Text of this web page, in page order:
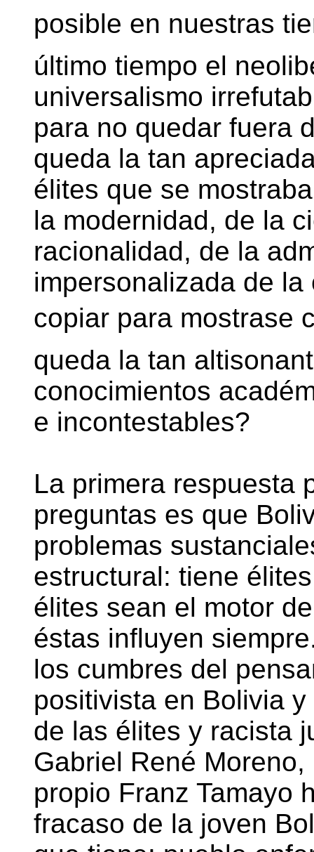
posible en nuestras
último tiempo el
universalismo
para no quedar fuera
queda la tan
élites que se
la modernidad, de la
racionalidad, de la
impersonalizada de
copiar para mostrase
queda la tan
conocimientos
e incontestables?
La primera respuesta
preguntas es que
problemas
estructural: tiene
élites sean el motor
éstas influyen
los cumbres del
positivista en Bolivia
de las élites y racista
Gabriel René
propio Franz Tamayo
fracaso de la joven